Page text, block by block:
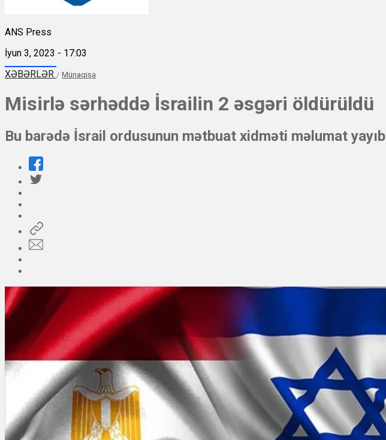
ANS Press
İyun 3, 2023 - 17:03
XƏBƏRLƏR / Münaqişə
Misirlə sərhəddə İsrailin 2 əsgəri öldürüldü
Bu barədə İsrail ordusunun mətbuat xidməti məlumat yayıb